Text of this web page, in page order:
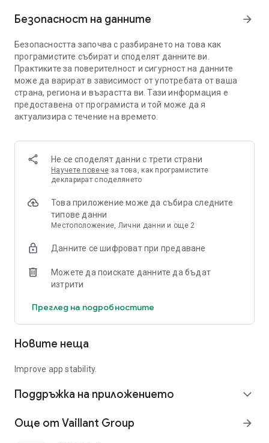
Позволява дистанционно управление на отопление и
Свържете няколко контролера vSMART в едно
приложение.
Приложението може да се свърже с няколко контрола на
vSMART, напр. Мястото ми, Малкото място.
Проста безжична връзка
Портът vSMART се свързва с интернет посредством Wi-Fi
Обезщетяване на времето
vSMART непрекъснато следи външната температура,
като се уверите, че вашият котел работи винаги толкова
консумацията на енергия.
Интелигентен термостат
да поддържа идеалната температура, за да гарантира
Елегантен модерен дизайн
енергично съзнателни
Безопасност на данните arrow_forward
Безопасността започва с разбирането на това как
програмистите събират и споделят данните ви.
Практиките за поверителност и сигурност на данните
може да варират в зависимост от употребата от ваша
страна, региона и възрастта ви. Тази информация е
предоставена от програмиста и той може да я
актуализира с течение на времето.
Не се споделят данни с трети страни
Научете повече за това, как програмистите
декларират споделянето
Това приложение може да събира следните
типове данни
Местоположение, Лични данни и още 2
Данните се шифроват при предаване
Можете да поискате данните да бъдат
изтрити
Преглед на подробностите
Новите неща
Improve app stability.
Поддръжка на приложението expand_more
Още от Vaillant Group arrow_forward